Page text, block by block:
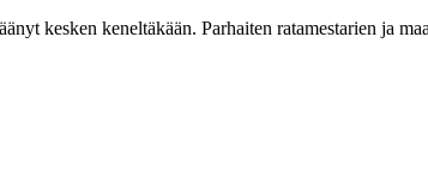
kesken keneltäkään. Parhaiten ratamestarien ja